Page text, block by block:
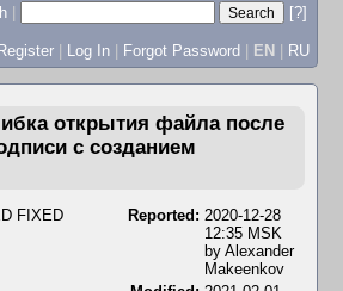
|
[?]
| Log In | Forgot Password | EN | RU
открытия файла после
с созданием
FIXED Reported: 2020-12-28
12:35 MSK
by Alexander
Makeenkov